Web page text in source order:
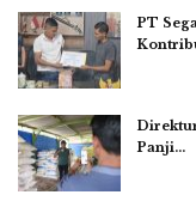
PT
Panji…